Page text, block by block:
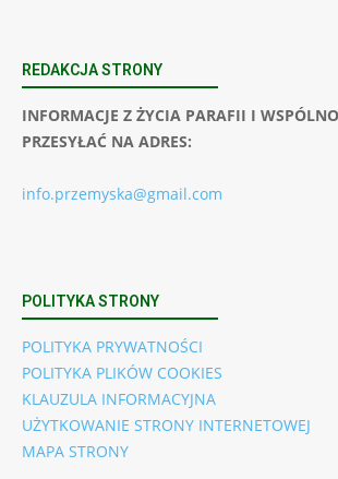
REDAKCJA STRONY
INFORMACJE Z ŻYCIA PARAFII I
PRZESYŁAĆ NA ADRES:
info.przemyska@gmail.com
POLITYKA STRONY
POLITYKA PRYWATNOŚCI
POLITYKA PLIKÓW COOKIES
KLAUZULA INFORMACYJNA
UŻYTKOWANIE STRONY INTERNETOWEJ
MAPA STRONY